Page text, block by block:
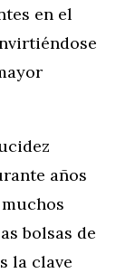
en el
años
bolsas de
la clave